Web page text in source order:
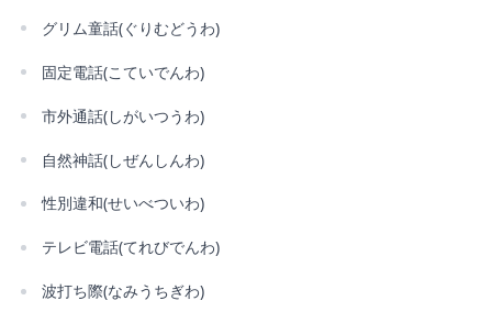
グリム童話(ぐりむどうわ)
固定電話(こていでんわ)
市外通話(しがいつうわ)
自然神話(しぜんしんわ)
性別違和(せいべついわ)
テレビ電話(てれびでんわ)
波打ち際(なみうちぎわ)